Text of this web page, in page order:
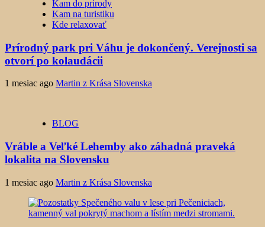
Kam do prírody
Kam na turistiku
Kde relaxovať
Prírodný park pri Váhu je dokončený. Verejnosti sa
otvorí po kolaudácii
1 mesiac ago Martin z Krása Slovenska
BLOG
Vráble a Veľké Lehemby ako záhadná praveká
lokalita na Slovensku
1 mesiac ago Martin z Krása Slovenska